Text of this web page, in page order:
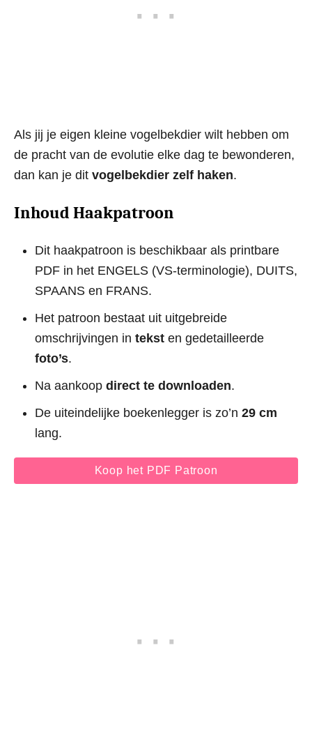
Als jij je eigen kleine vogelbekdier wilt hebben om
de pracht van de evolutie elke dag te bewonderen,
dan kan je dit vogelbekdier zelf haken.
Inhoud Haakpatroon
Dit haakpatroon is beschikbaar als printbare
PDF in het ENGELS (VS-terminologie), DUITS,
SPAANS en FRANS.
Het patroon bestaat uit uitgebreide
omschrijvingen in tekst en gedetailleerde
foto’s.
Na aankoop direct te downloaden.
De uiteindelijke boekenlegger is zo’n 29 cm
lang.
Koop het PDF Patroon